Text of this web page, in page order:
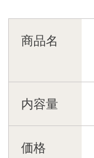
商品名
内容量
価格